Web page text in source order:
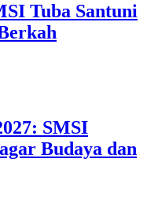
Tuba Santuni
SMSI
Budaya dan